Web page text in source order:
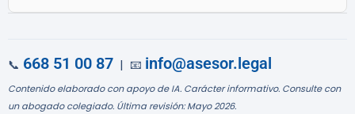
📞 668 51 00 87 | 📧 info@asesor.legal
Contenido elaborado con apoyo de IA. Carácter informativo. Consulte con
un abogado colegiado. Última revisión: Mayo 2026.